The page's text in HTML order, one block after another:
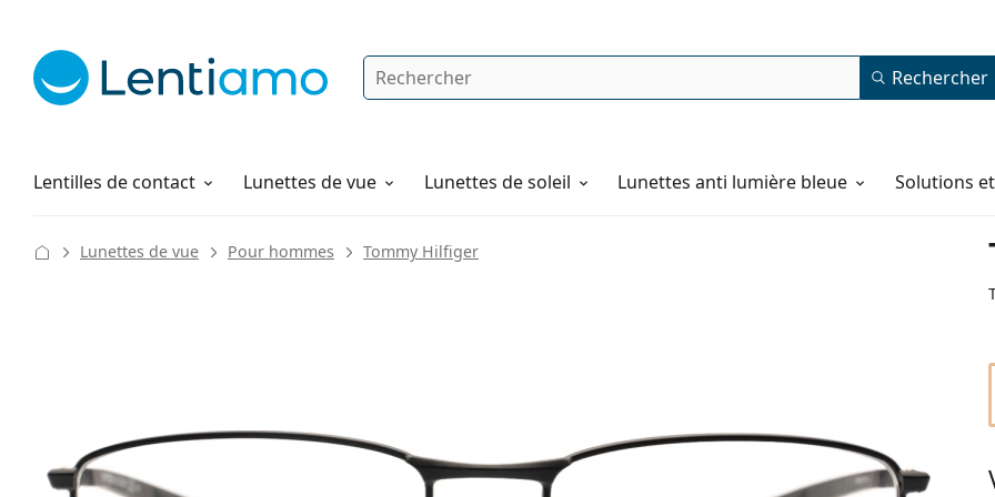
Rechercher Rechercher
Lentilles de contact
Solutions Lunettes de vue Lunettes de soleil Lunettes anti lumière bleue Solutions
Comment commander
Lunettes de vue Pour hommes Tommy Hilfiger